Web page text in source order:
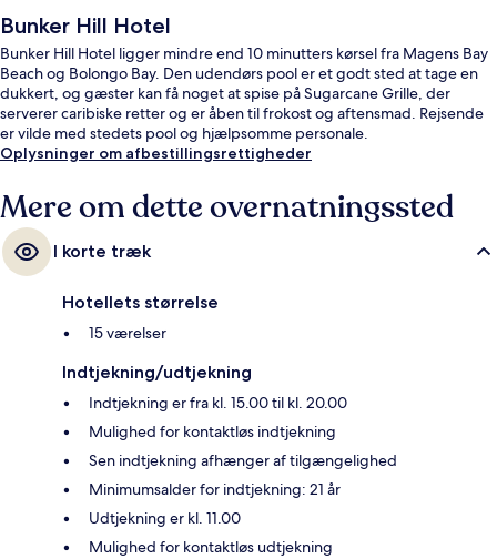
Bunker Hill Hotel
Bunker Hill Hotel ligger mindre end 10 minutters kørsel fra Magens Bay
Beach og Bolongo Bay. Den udendørs pool er et godt sted at tage en
dukkert, og gæster kan få noget at spise på Sugarcane Grille, der
serverer caribiske retter og er åben til frokost og aftensmad. Rejsende
er vilde med stedets pool og hjælpsomme personale.
Oplysninger om afbestillingsrettigheder
Mere om dette overnatningssted
I korte træk
Hotellets størrelse
15 værelser
Indtjekning/udtjekning
Indtjekning er fra kl. 15.00 til kl. 20.00
Mulighed for kontaktløs indtjekning
Sen indtjekning afhænger af tilgængelighed
Minimumsalder for indtjekning: 21 år
Udtjekning er kl. 11.00
Mulighed for kontaktløs udtjekning